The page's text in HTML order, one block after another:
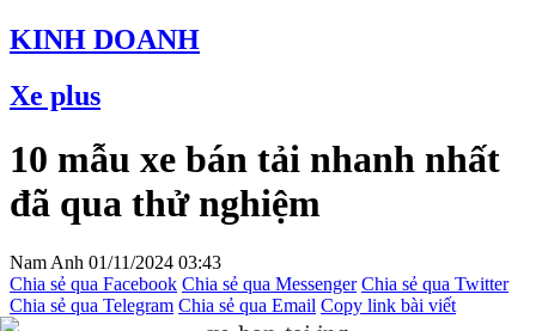
KINH DOANH
Xe plus
10 mẫu xe bán tải nhanh nhất
đã qua thử nghiệm
Nam Anh 01/11/2024 03:43
Chia sẻ qua Facebook Chia sẻ qua Messenger Chia sẻ qua Twitter
Chia sẻ qua Telegram Chia sẻ qua Email Copy link bài viết